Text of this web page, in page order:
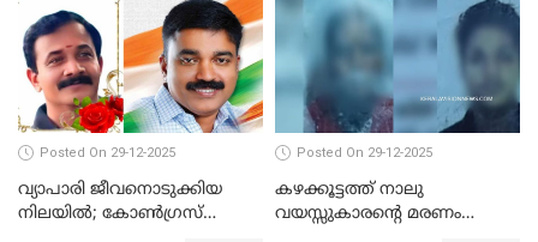
Posted On 29-12-2025
വ്യാപാരി ജീവനൊടുക്കിയ
നിലയില്‍; കോണ്‍ഗ്രസ്
Posted On 29-12-2025
കഴക്കൂട്ടത്ത് നാലു
വയസ്സുകാരന്റെ മരണം